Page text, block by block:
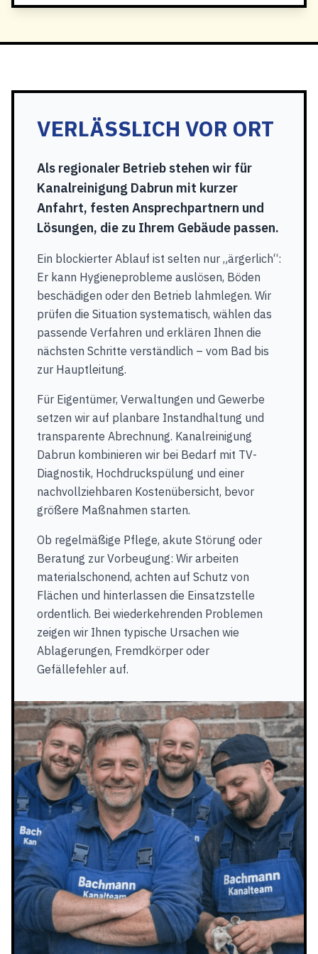
VERLÄSSLICH VOR ORT
Als regionaler Betrieb stehen wir für
Kanalreinigung Dabrun mit kurzer
Anfahrt, festen Ansprechpartnern und
Lösungen, die zu Ihrem Gebäude passen.
Ein blockierter Ablauf ist selten nur „ärgerlich“:
Er kann Hygieneprobleme auslösen, Böden
beschädigen oder den Betrieb lahmlegen. Wir
prüfen die Situation systematisch, wählen das
passende Verfahren und erklären Ihnen die
nächsten Schritte verständlich – vom Bad bis
zur Hauptleitung.
Für Eigentümer, Verwaltungen und Gewerbe
setzen wir auf planbare Instandhaltung und
transparente Abrechnung. Kanalreinigung
Dabrun kombinieren wir bei Bedarf mit TV-
Diagnostik, Hochdruckspülung und einer
nachvollziehbaren Kostenübersicht, bevor
größere Maßnahmen starten.
Ob regelmäßige Pflege, akute Störung oder
Beratung zur Vorbeugung: Wir arbeiten
materialschonend, achten auf Schutz von
Flächen und hinterlassen die Einsatzstelle
ordentlich. Bei wiederkehrenden Problemen
zeigen wir Ihnen typische Ursachen wie
Ablagerungen, Fremdkörper oder
Gefällefehler auf.